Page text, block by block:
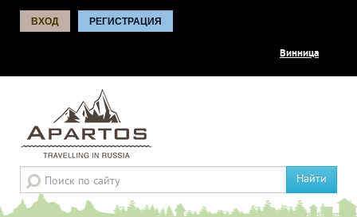
ВХОД РЕГИСТРАЦИЯ
Винница
Найти